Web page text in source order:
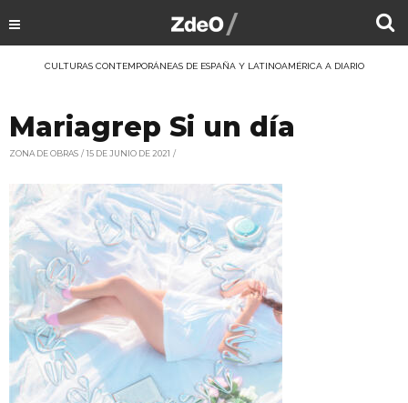
CULTURAS CONTEMPORÁNEAS DE ESPAÑA Y LATINOAMÉRICA A DIARIO
Mariagrep Si un día
ZONA DE OBRAS 15 DE JUNIO DE 2021